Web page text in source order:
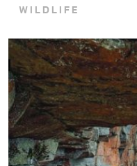
ตัวผู้ตัวเดียวกันได้ กรณีห
WILDLIFE